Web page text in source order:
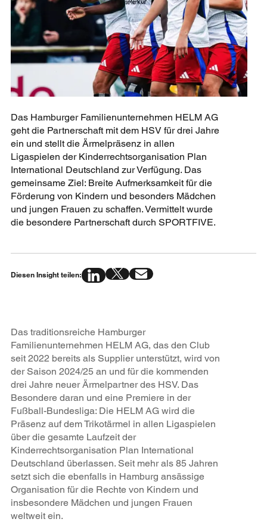
Das Hamburger Familienunternehmen HELM AG
geht die Partnerschaft mit dem HSV für drei Jahre
ein und stellt die Ärmelpräsenz in allen
Ligaspielen der Kinderrechtsorganisation Plan
International Deutschland zur Verfügung. Das
gemeinsame Ziel: Breite Aufmerksamkeit für die
Förderung von Kindern und besonders Mädchen
und jungen Frauen zu schaffen. Vermittelt wurde
die besondere Partnerschaft durch SPORTFIVE.
Diesen Insight teilen:
Das traditionsreiche Hamburger
Familienunternehmen HELM AG, das den Club
seit 2022 bereits als Supplier unterstützt, wird von
der Saison 2024/25 an und für die kommenden
drei Jahre neuer Ärmelpartner des HSV. Das
Besondere daran und eine Premiere in der
Fußball-Bundesliga: Die HELM AG wird die
Präsenz auf dem Trikotärmel in allen Ligaspielen
über die gesamte Laufzeit der
Kinderrechtsorganisation Plan International
Deutschland überlassen. Seit mehr als 85 Jahren
setzt sich die ebenfalls in Hamburg ansässige
Organisation für die Rechte von Kindern und
insbesondere Mädchen und jungen Frauen
weltweit ein.